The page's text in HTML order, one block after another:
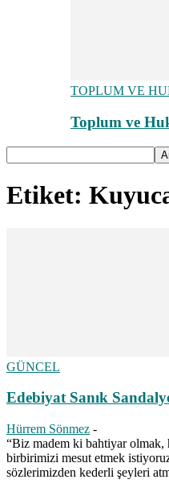
TOPLUM VE
Toplum ve
Etiket:
GÜNCEL
Edebiyat Sanık
Hürrem Sönmez -
“Biz madem ki bahtiyar
birbirimizi mesut etmek
sözlerimizden kederli şeyleri